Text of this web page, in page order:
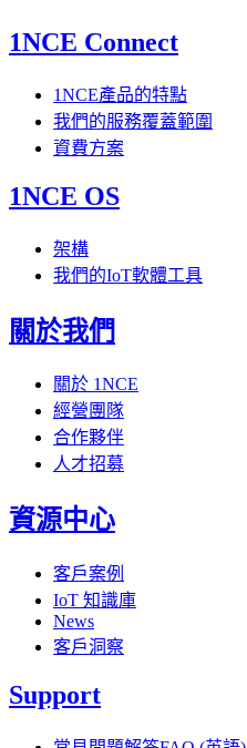
1NCE Connect
1NCE產品的特點
我們的服務覆蓋範圍
資費方案
1NCE OS
架構
我們的IoT軟體工具
關於我們
關於 1NCE
經營團隊
合作夥伴
人才招募
資源中心
客戶案例
IoT 知識庫
News
客戶洞察
Support